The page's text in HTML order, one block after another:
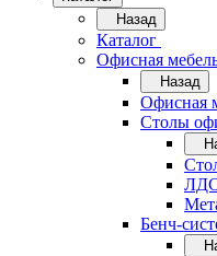
Назад
Каталог
Офисная
Назад
Офисная
Cтолы
Бенч-